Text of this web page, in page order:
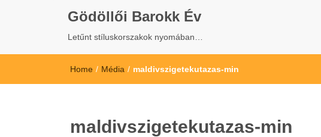
Gödöllői Barokk Év
Letűnt stíluskorszakok nyomában…
Home / Média / maldivszigetekutazas-min
maldivszigetekutazas-min